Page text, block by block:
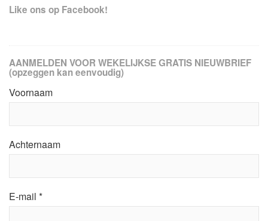
Like ons op Facebook!
AANMELDEN VOOR WEKELIJKSE GRATIS NIEUWBRIEF
(opzeggen kan eenvoudig)
Voornaam
Achternaam
E-mail *